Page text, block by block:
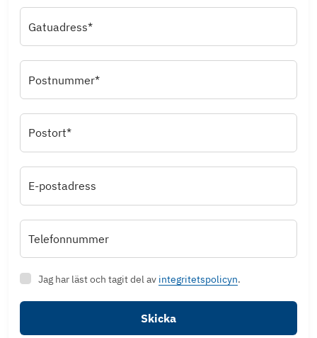
Gatuadress*
Postnummer*
Postort*
E-postadress
Telefonnummer
Jag har läst och tagit del av integritetspolicyn.
Skicka